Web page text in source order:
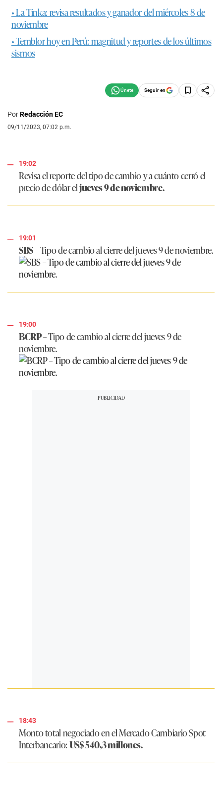
• La Tinka: revisa resultados y ganador del miércoles 8 de
noviembre
• Temblor hoy en Perú: magnitud y reportes de los últimos
sismos
Seguir en
PorRedacción EC
09/11/2023, 07:02 p.m.
19:02
Revisa el reporte del tipo de cambio y a cuánto cerró el
precio de dólar eljueves 9 de noviembre.
19:01
SBS– Tipo de cambio al cierre del jueves 9 de noviembre.
19:00
BCRP– Tipo de cambio al cierre del jueves 9 de
noviembre.
18:43
Monto total negociado en el Mercado Cambiario Spot
Interbancario:US$ 540,3 millones.